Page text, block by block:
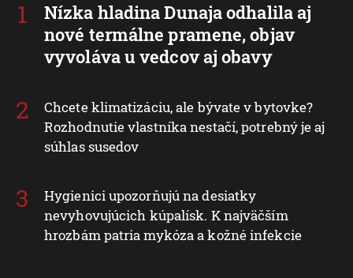
Nízka hladina Dunaja odhalila aj
nové termálne pramene, objav
vyvoláva u vedcov aj obavy
Chcete klimatizáciu, ale bývate v bytovke?
Rozhodnutie vlastníka nestačí, potrebný je aj
súhlas susedov
Hygienici upozorňujú na desiatky
nevyhovujúcich kúpalísk. K najväčším
hrozbám patria mykóza a kožné infekcie